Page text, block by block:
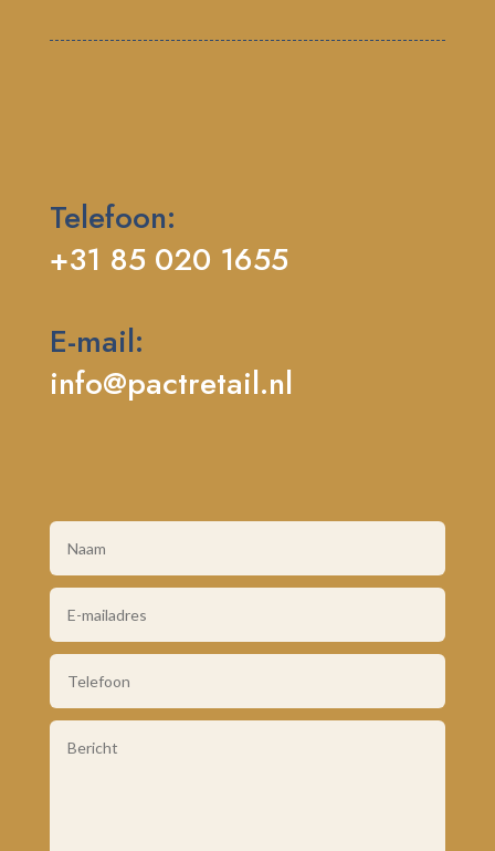
Telefoon:
+31 85 020 1655
E-mail:
info@pactretail.nl